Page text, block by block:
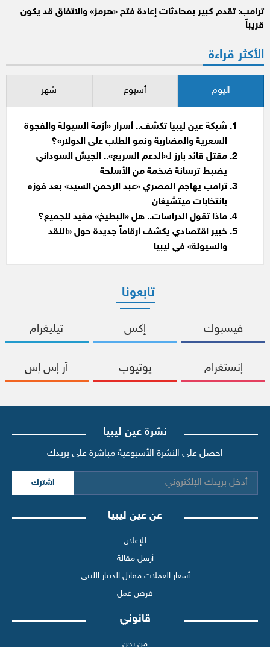
ترامب: تقدم كبير بمحادثات إعادة فتح «هرمز» والاتفاق قد يكون
قريباً
الأكثر قراءة
اليوم أسبوع شهر
شبكة عين ليبيا تكشف.. أسرار «أزمة السيولة والفجوة
السعرية والمضاربة ونمو الطلب على الدولار»؟
مقتل قائد بارز لـ«الدعم السريع».. الجيش السوداني
يضبط ترسانة ضخمة من الأسلحة
ترامب يهاجم المصري «عبد الرحمن السيد» بعد فوزه
بانتخابات ميتشيغان
ماذا تقول الدراسات.. هل «البطيخ» مفيد للجميع؟
خبير اقتصادي يكشف أرقاماً جديدة حول «النقد
والسيولة» في ليبيا
تابعونا
فيسبوك إكس تيليغرام
إنستغرام يوتيوب آر إس إس
نشرة عين ليبيا
احصل على النشرة الأسبوعية مباشرة على بريدك
اشترك
عن عين ليبيا
للإعلان
أرسل مقالة
أسعار العملات مقابل الدينار الليبي
فرص عمل
قانوني
من نحن